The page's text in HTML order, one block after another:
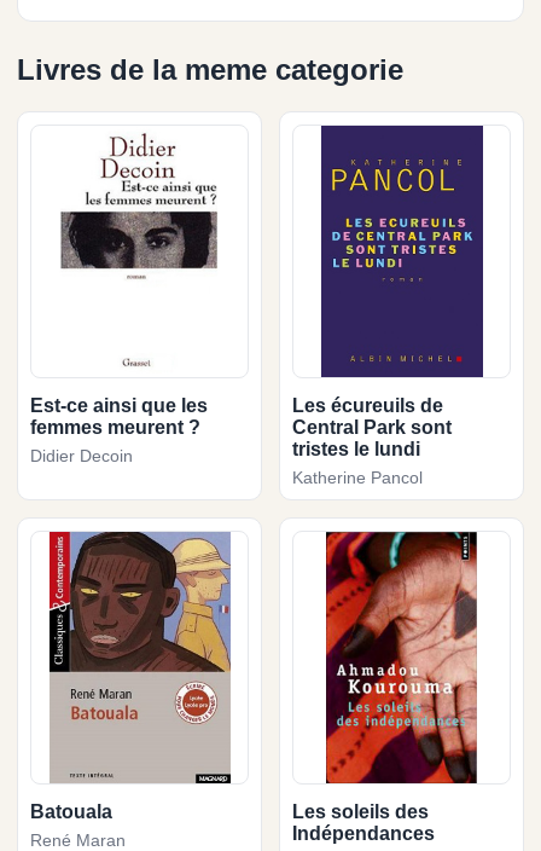
Livres de la meme categorie
Est-ce ainsi que les
femmes meurent ?
Didier Decoin
Les écureuils de
Central Park sont
tristes le lundi
Katherine Pancol
Batouala
René Maran
Les soleils des
Indépendances